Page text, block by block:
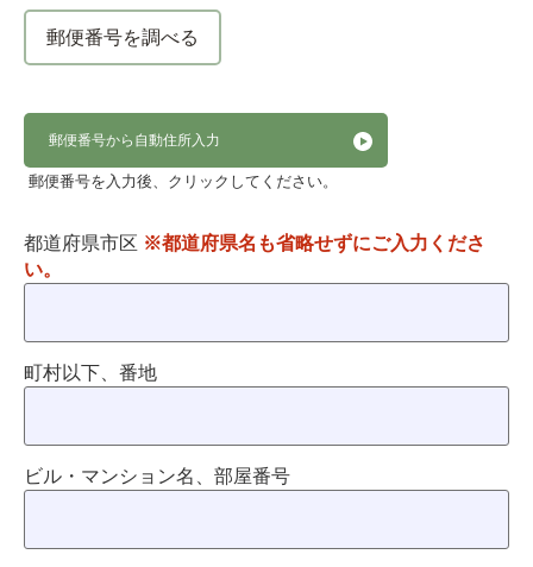
郵便番号を調べる
郵便番号から自動住所入力
郵便番号を入力後、クリックしてください。
都道府県市区 ※都道府県名も省略せずにご入力くださ
い。
町村以下、番地
ビル・マンション名、部屋番号